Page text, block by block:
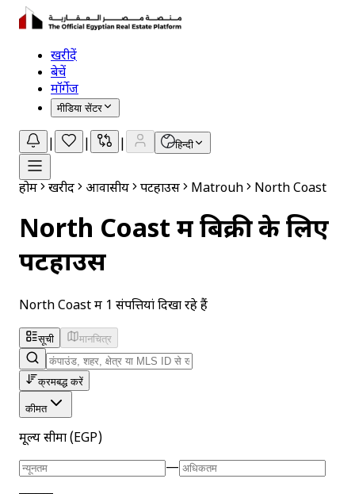
खरीदें
बेचें
मॉर्गेज
मीडिया सेंटर
हिन्दी
होम खरीदें आवासीय पेंटहाउस Matrouh North Coast
North Coast में बिक्री के लिए
पेंटहाउस
North Coast में 1 संपत्तियां दिखा रहे हैं
सूची मानचित्र
क्रमबद्ध करें
कीमत
मूल्य सीमा (EGP)
—